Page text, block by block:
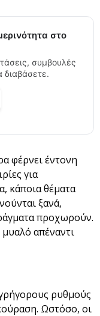
στο
συμβουλές
διαβάσετε.
φέρνει έντονη
για
κάποια θέματα
ξανά,
προχωρούν.
μυαλό απέναντι
ρυθμούς
Ωστόσο, οι